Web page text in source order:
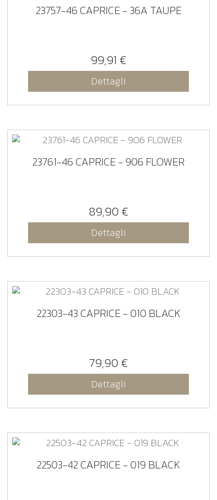
23757-46 CAPRICE - 36A TAUPE
99,91 €
Dettagli
23761-46 CAPRICE - 906 FLOWER
89,90 €
Dettagli
22303-43 CAPRICE - 010 BLACK
79,90 €
Dettagli
22503-42 CAPRICE - 019 BLACK